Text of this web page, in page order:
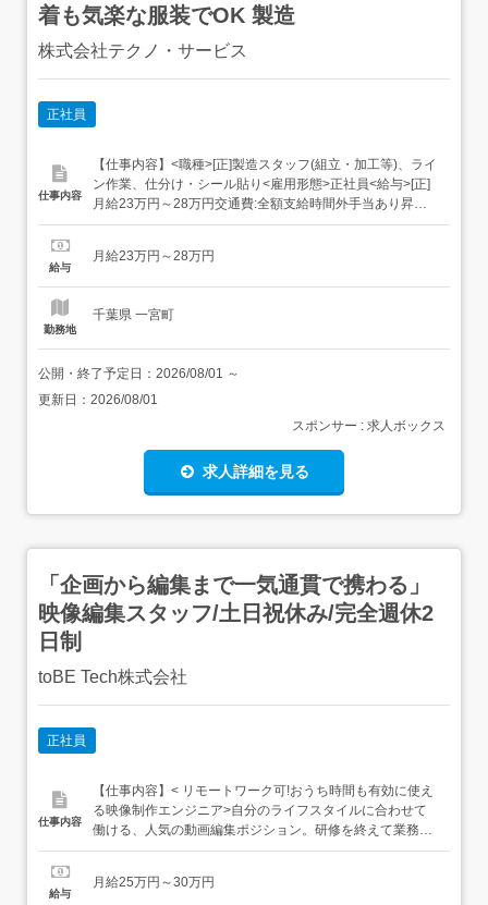
着も気楽な服装でOK 製造
株式会社テクノ・サービス
正社員
仕事内容
【仕事内容】<職種>[正]製造スタッフ(組立・加工等)、ライ
ン作業、仕分け・シール貼り<雇用形態>正社員<給与>[正]
月給23万円～28万円交通費:全額支給時間外手当あり昇給
あり(年1回)<仕事内容>モノづくり業界でのお仕事/仕分け
ほか、組立や加工などもあります!)覚えやすいルーティン
給与
月給23万円～28万円
勤務地
千葉県 一宮町
公開・終了予定日： 2026/08/01 ～
更新日： 2026/08/01
スポンサー : 求人ボックス
求人詳細を見る
「企画から編集まで一気通貫で携わる」
映像編集スタッフ/土日祝休み/完全週休2
日制
toBE Tech株式会社
正社員
仕事内容
【仕事内容】< リモートワーク可!おうち時間も有効に使え
る映像制作エンジニア>自分のライフスタイルに合わせて
働ける、人気の動画編集ポジション。研修を終えて業務に
慣れてくれば、在宅勤務(リモートワーク)が選択可能で
一歩を踏み出せる環境です。 面白さを追求するやりがいあ
給与
月給25万円～30万円